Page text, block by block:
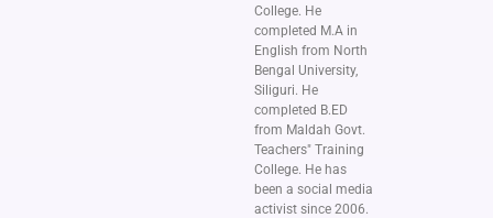
College. He
completed M.A in
English from North
Bengal University,
Siliguri. He
completed B.ED
from Maldah Govt.
Teachers" Training
College. He has
been a social media
activist since 2006.